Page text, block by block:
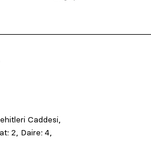
Caddesi,
2, Daire: 4,